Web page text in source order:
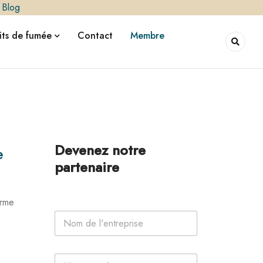
Blog
de fumée Contact Membre
Devenez notre
partenaire
N
m
*
P